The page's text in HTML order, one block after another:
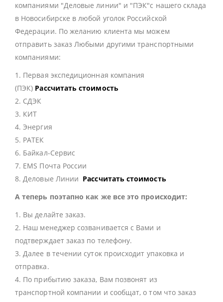
компаниями "Деловые линии" и "ПЭК"с нашего склада
в Новосибирске в любой уголок Российской
Федерации. По желанию клиента мы можем
отправить заказ Любыми другими транспортными
компаниями:
1. Первая экспедиционная компания
(ПЭК) Рассчитать стоимость
2. СДЭК
3. КИТ
4. Энергия
5. РАТЕК
6. Байкал-Сервис
7. EMS Почта России
8. Деловые Линии Рассчитать стоимость
А теперь поэтапно как же все это происходит:
1. Вы делайте заказ.
2. Наш менеджер созванивается с Вами и
подтверждает заказ по телефону.
3. Далее в течении суток происходит упаковка и
отправка.
4. По прибытию заказа, Вам позвонят из
транспортной компании и сообщат, о том что заказ